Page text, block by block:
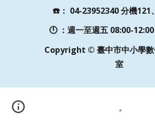
☎️： 04-23952340 分機121
🕛 ：週一至週五 08:00-
Copyright © 臺中市中小學數
室